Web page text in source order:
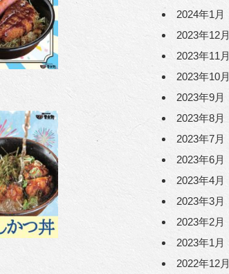
2024年1月
2023年12月
2023年11月
2023年10月
2023年9月
2023年8月
2023年7月
2023年6月
2023年4月
2023年3月
2023年2月
2023年1月
2022年12月